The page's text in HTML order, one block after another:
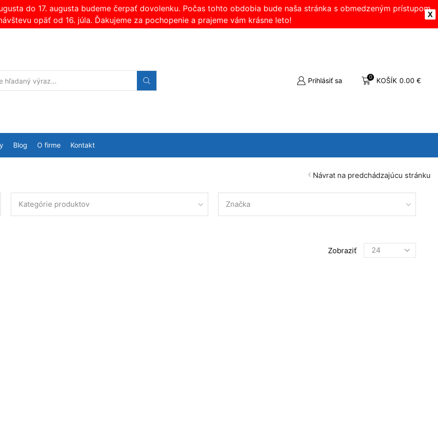
X
do 17. augusta budeme čerpať dovolenku. Počas tohto obdobia bude naša stránka s obmedzeným prístupom.
opäť od 16. júla. Ďakujeme za pochopenie a prajeme vám krásne leto!
Prihlásiť sa 0 KOŠÍK 0.00 €
Blog O firme Kontakt
Návrat na predchádzajúcu stránku
Kategórie produktov Značka
Zobraziť
Products
per